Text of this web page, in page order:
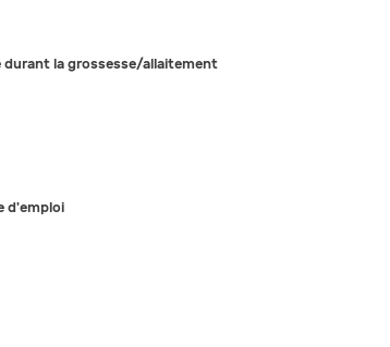
durant la grossesse/allaitement
d'emploi